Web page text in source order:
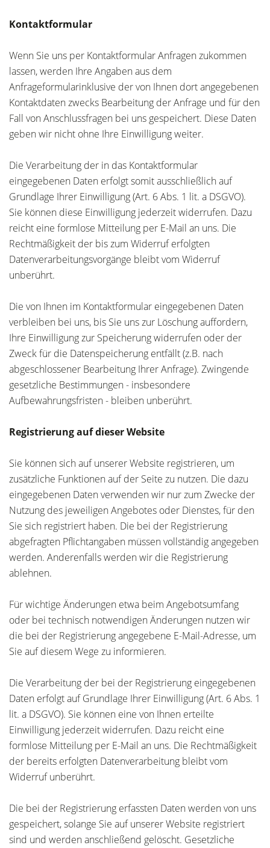
Kontaktformular
Wenn Sie uns per Kontaktformular Anfragen zukommen
lassen, werden Ihre Angaben aus dem
Anfrageformularinklusive der von Ihnen dort angegebenen
Kontaktdaten zwecks Bearbeitung der Anfrage und für den
Fall von Anschlussfragen bei uns gespeichert. Diese Daten
geben wir nicht ohne Ihre Einwilligung weiter.
Die Verarbeitung der in das Kontaktformular
eingegebenen Daten erfolgt somit ausschließlich auf
Grundlage Ihrer Einwilligung (Art. 6 Abs. 1 lit. a DSGVO).
Sie können diese Einwilligung jederzeit widerrufen. Dazu
reicht eine formlose Mitteilung per E-Mail an uns. Die
Rechtmäßigkeit der bis zum Widerruf erfolgten
Datenverarbeitungsvorgänge bleibt vom Widerruf
unberührt.
Die von Ihnen im Kontaktformular eingegebenen Daten
verbleiben bei uns, bis Sie uns zur Löschung auffordern,
Ihre Einwilligung zur Speicherung widerrufen oder der
Zweck für die Datenspeicherung entfällt (z.B. nach
abgeschlossener Bearbeitung Ihrer Anfrage). Zwingende
gesetzliche Bestimmungen - insbesondere
Aufbewahrungsfristen - bleiben unberührt.
Registrierung auf dieser Website
Sie können sich auf unserer Website registrieren, um
zusätzliche Funktionen auf der Seite zu nutzen. Die dazu
eingegebenen Daten verwenden wir nur zum Zwecke der
Nutzung des jeweiligen Angebotes oder Dienstes, für den
Sie sich registriert haben. Die bei der Registrierung
abgefragten Pflichtangaben müssen vollständig angegeben
werden. Anderenfalls werden wir die Registrierung
ablehnen.
Für wichtige Änderungen etwa beim Angebotsumfang
oder bei technisch notwendigen Änderungen nutzen wir
die bei der Registrierung angegebene E-Mail-Adresse, um
Sie auf diesem Wege zu informieren.
Die Verarbeitung der bei der Registrierung eingegebenen
Daten erfolgt auf Grundlage Ihrer Einwilligung (Art. 6 Abs. 1
lit. a DSGVO). Sie können eine von Ihnen erteilte
Einwilligung jederzeit widerrufen. Dazu reicht eine
formlose Mitteilung per E-Mail an uns. Die Rechtmäßigkeit
der bereits erfolgten Datenverarbeitung bleibt vom
Widerruf unberührt.
Die bei der Registrierung erfassten Daten werden von uns
gespeichert, solange Sie auf unserer Website registriert
sind und werden anschließend gelöscht. Gesetzliche